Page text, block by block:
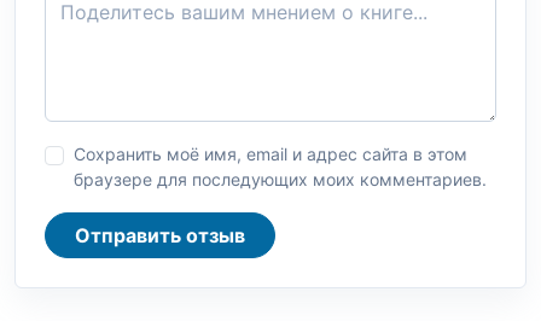
Сохранить моё имя, email и адрес сайта в этом
браузере для последующих моих комментариев.
Отправить отзыв